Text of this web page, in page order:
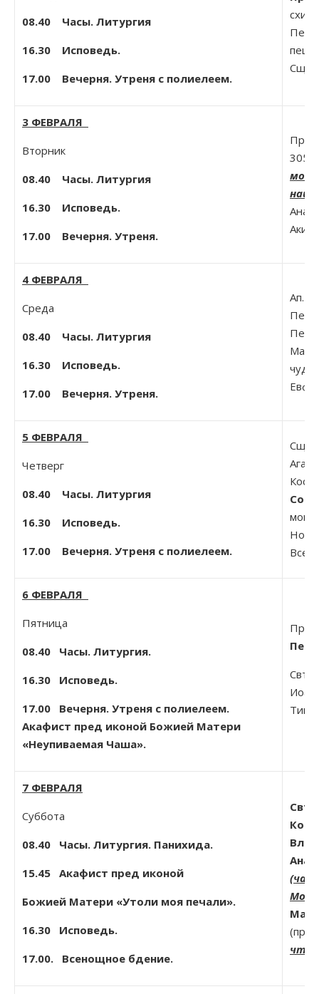
08.40 Часы. Литургия
16.30 Исповедь.
17.00 Вечерня. Утреня с полиелеем.
3 ФЕВРАЛЯ
Вторник
08.40 Часы. Литургия
16.30 Исповедь.
17.00 Вечерня. Утреня.
Прп.
4 ФЕВРАЛЯ
Среда
08.40 Часы. Литургия
16.30 Исповедь.
17.00 Вечерня. Утреня.
Ап.
5 ФЕВРАЛЯ
Четверг
08.40 Часы. Литургия
16.30 Исповедь.
17.00 Вечерня. Утреня с полиелеем.
6 ФЕВРАЛЯ
Пятница
08.40 Часы. Литургия.
16.30 Исповедь.
17.00 Вечерня. Утреня с полиелеем.
Акафист пред иконой Божией Матери
«Неупиваемая Чаша».
Прп.
Свт.
7 ФЕВРАЛЯ
Суббота
08.40 Часы. Литургия. Панихида.
15.45 Акафист пред иконой
Божией Матери «Утоли моя печали».
16.30 Исповедь.
17.00. Всенощное бдение.
Свт.